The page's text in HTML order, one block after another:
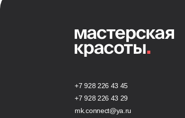
+7 928 226 43 29
mk.connect@ya.ru
+7 928 226 43 45